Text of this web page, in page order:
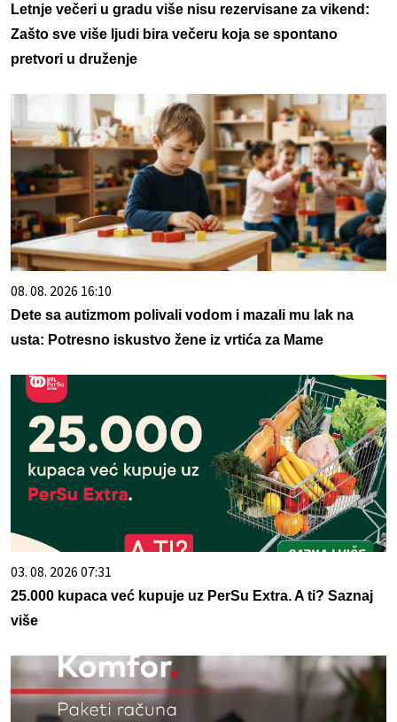
Letnje večeri u gradu više nisu rezervisane za vikend:
Zašto sve više ljudi bira večeru koja se spontano
pretvori u druženje
08. 08. 2026 16:10
Dete sa autizmom polivali vodom i mazali mu lak na
usta: Potresno iskustvo žene iz vrtića za Mame
03. 08. 2026 07:31
25.000 kupaca već kupuje uz PerSu Extra. A ti? Saznaj
više